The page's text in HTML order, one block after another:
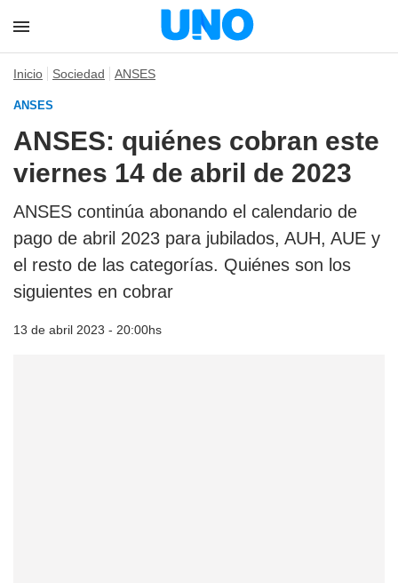
Inicio Sociedad ANSES
ANSES
ANSES: quiénes cobran este
viernes 14 de abril de 2023
ANSES continúa abonando el calendario de
pago de abril 2023 para jubilados, AUH, AUE y
el resto de las categorías. Quiénes son los
siguientes en cobrar
13 de abril 2023 - 20:00hs